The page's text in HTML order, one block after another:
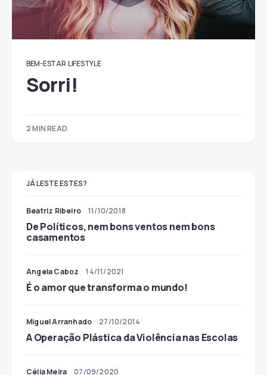
BEM-ESTAR LIFESTYLE
Sorri!
2 MIN READ
JÁ LESTE ESTES?
Beatriz Ribeiro 11/10/2018
De Políticos, nem bons ventos nem bons
casamentos
Angela Caboz 14/11/2021
É o amor que transforma o mundo!
Miguel Arranhado 27/10/2014
A Operação Plástica da Violência nas Escolas
Célia Meira 07/09/2020